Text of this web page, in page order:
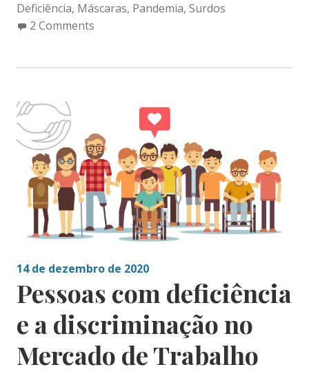
Deficiência, Máscaras, Pandemia, Surdos
2 Comments
14 de dezembro de 2020
Pessoas com deficiência
e a discriminação no
Mercado de Trabalho